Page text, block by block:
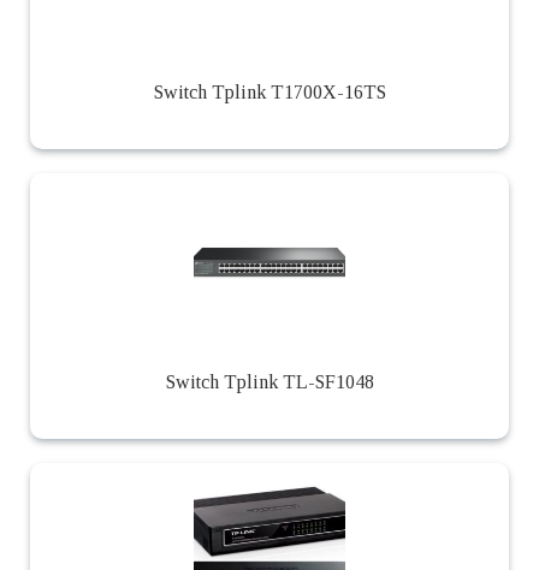
Switch Tplink T1700X-16TS
Switch Tplink TL-SF1048